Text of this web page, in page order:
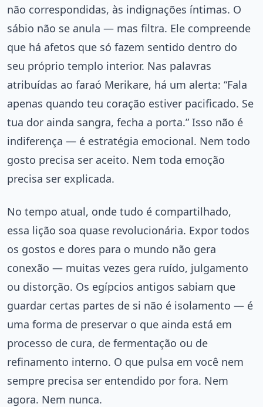
não correspondidas, às indignações íntimas. O
sábio não se anula — mas filtra. Ele compreende
que há afetos que só fazem sentido dentro do
seu próprio templo interior. Nas palavras
atribuídas ao faraó Merikare, há um alerta: “Fala
apenas quando teu coração estiver pacificado. Se
tua dor ainda sangra, fecha a porta.” Isso não é
indiferença — é estratégia emocional. Nem todo
gosto precisa ser aceito. Nem toda emoção
precisa ser explicada.
No tempo atual, onde tudo é compartilhado,
essa lição soa quase revolucionária. Expor todos
os gostos e dores para o mundo não gera
conexão — muitas vezes gera ruído, julgamento
ou distorção. Os egípcios antigos sabiam que
guardar certas partes de si não é isolamento — é
uma forma de preservar o que ainda está em
processo de cura, de fermentação ou de
refinamento interno. O que pulsa em você nem
sempre precisa ser entendido por fora. Nem
agora. Nem nunca.